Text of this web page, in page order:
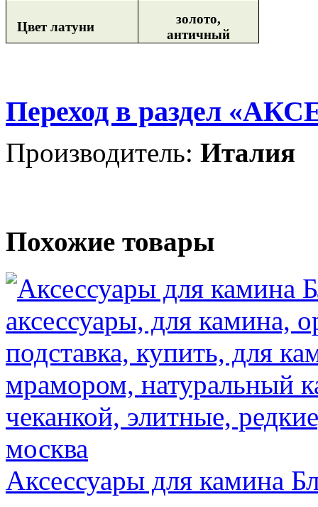
Цвет латуни
золото,
античный
Переход в раздел
Производитель: Италия
Похожие товары
Аксессуары для камина